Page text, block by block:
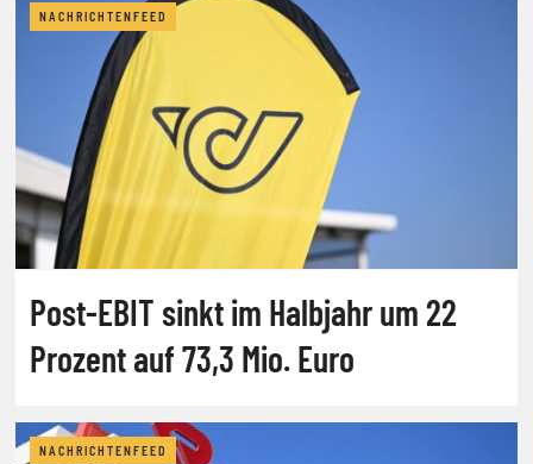
NACHRICHTENFEED
Post-EBIT sinkt im Halbjahr um 22
Prozent auf 73,3 Mio. Euro
NACHRICHTENFEED